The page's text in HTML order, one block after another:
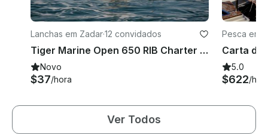
Lanchas em Zadar·12 convidados
Tiger Marine Open 650 RIB Charter de 21 pés em Zadar, Croácia
Novo
$37/hora
Pesca em
5.0
$622/
Ver Todos